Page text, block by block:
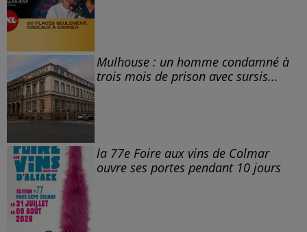
Mulhouse : un homme condamné à
trois mois de prison avec sursis...
la 77e Foire aux vins de Colmar
ouvre ses portes pendant 10 jours